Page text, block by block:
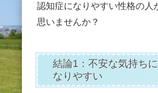
認知症になりやすい性格の人
思いませんか？
結論1：不安な気持ち
なりやすい